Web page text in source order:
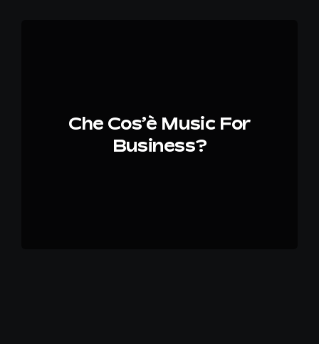
Che Cos’è Music For
Business?